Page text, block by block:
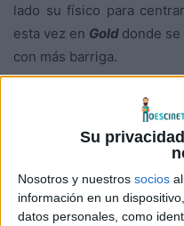
Su
Nosotros y nuestros socios
información en un
datos personales, como
lado su físico para
esta vez en Gold donde
con más barriga.
Ya cambió de manera
, un
Oscars
más
Actor Principal de los